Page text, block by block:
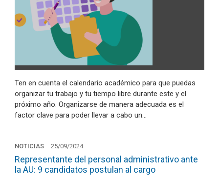
Ten en cuenta el calendario académico para que puedas
organizar tu trabajo y tu tiempo libre durante este y el
próximo año. Organizarse de manera adecuada es el
factor clave para poder llevar a cabo un…
NOTICIAS 25/09/2024
Representante del personal administrativo ante
la AU: 9 candidatos postulan al cargo